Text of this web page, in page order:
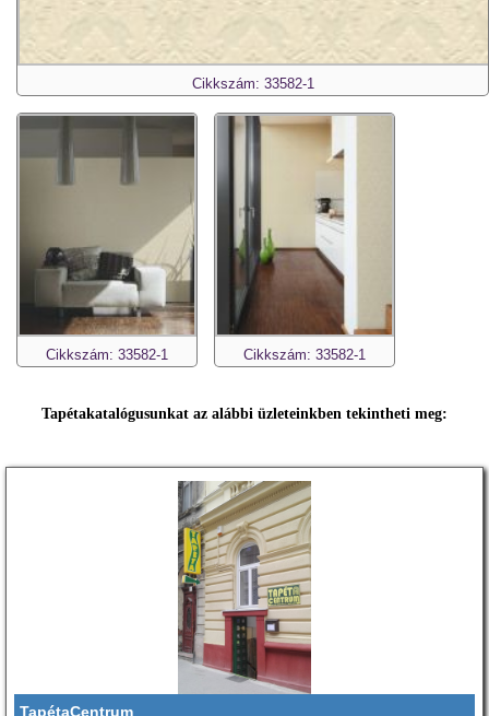
Cikkszám: 33582-1
Cikkszám: 33582-1 Cikkszám: 33582-1
Tapétakatalógusunkat az alábbi üzleteinkben tekintheti meg:
TapétaCentrum